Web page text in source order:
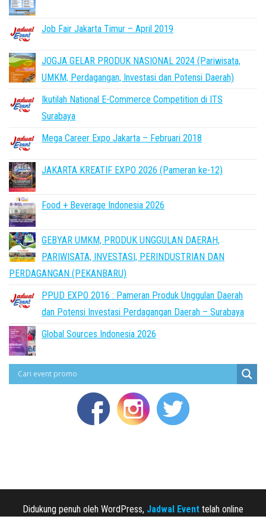
Job Fair Jakarta Timur – April 2019
JOGJA GELAR PRODUK NASIONAL 2024 (Pariwisata,
UMKM, Perdagangan, Investasi dan Potensi Daerah)
Ikutilah National E-Commerce Competition di ITS
Surabaya
Mega Career Expo Jakarta – Februari 2018
JAKARTA KREATIF EXPO 2026 (Pameran ke-12)
Food + Beverage Indonesia 2026
GEBYAR UMKM, PRODUK UNGGULAN DAERAH,
PARIWISATA, INVESTASI, PERINDUSTRIAN DAN
PERDAGANGAN (PEKANBARU)
PPUD EXPO 2016 : Pameran Produk Unggulan Daerah
dan Potensi Investasi Perdagangan Daerah – Surabaya
Global Sources Indonesia 2026
Didukung penuh oleh WordPress, Jadwal Event telah online